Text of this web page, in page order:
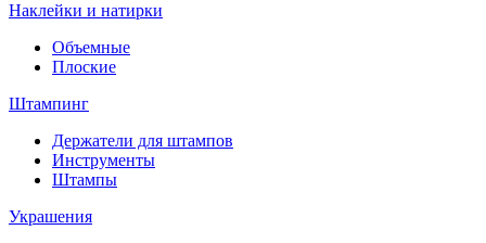
Наклейки и натирки
Объемные
Плоские
Штампинг
Держатели для штампов
Инструменты
Штампы
Украшения